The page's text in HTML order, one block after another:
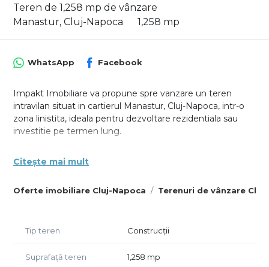
Teren de 1,258 mp de vânzare
Manastur, Cluj-Napoca
1,258 mp
Oferte imobiliare Cluj-Napoca Terenuri de vânzare
WhatsApp Facebook
Impakt Imobiliare va propune spre vanzare un teren
intravilan situat in cartierul Manastur, Cluj-Napoca, intr-o
zona linistita, ideala pentru dezvoltare rezidentiala sau
investitie pe termen lung.
Forma regulata si accesibilitatea fac ca acest teren sa fie
cat si pentru un mic ansamblu de locuinte.
4,16 metri, conform datelor cadastrale, fiind ideala pentru
proiecte cu acces privat.
Imobilul se afla in intravilanul municipiului Cluj-Napoca,
Citește mai mult
Tip teren Construcții
Suprafață teren 1,258 mp